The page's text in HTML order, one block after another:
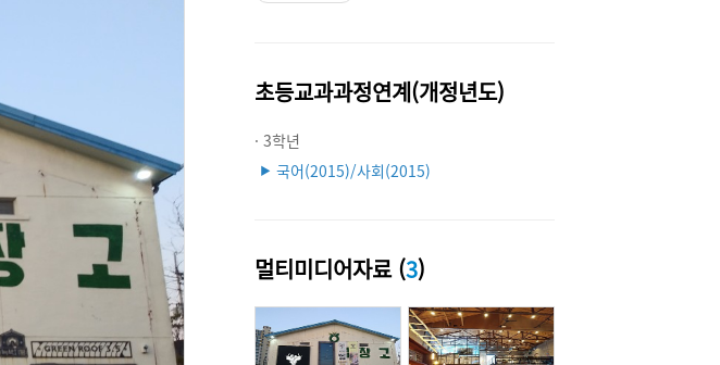
초등교과과정연계(개정년도)
· 3학년
▶ 국어(2015)/사회(2015)
멀티미디어자료 (3)